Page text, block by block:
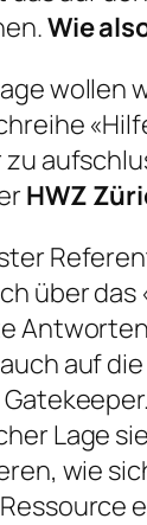
Wie
wollen
zu
HWZ
über
Antworten
auf
Lage
wie